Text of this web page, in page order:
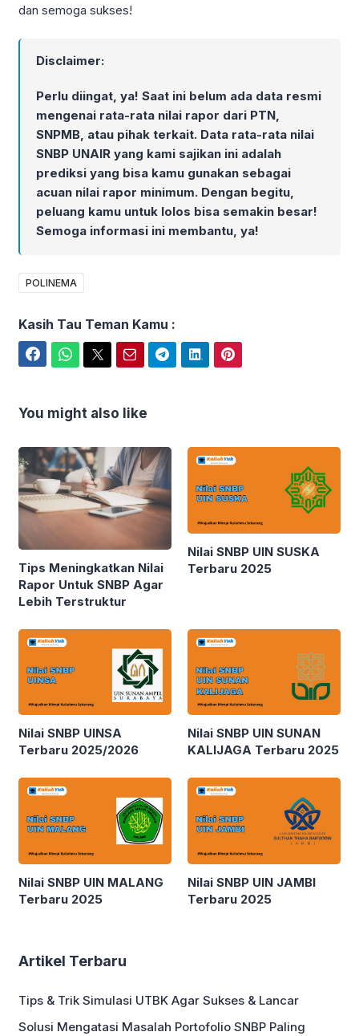
dan semoga sukses!
Disclaimer:
Perlu diingat, ya! Saat ini belum ada data resmi
mengenai rata-rata nilai rapor dari PTN,
SNPMB, atau pihak terkait. Data rata-rata nilai
SNBP UNAIR yang kami sajikan ini adalah
prediksi yang bisa kamu gunakan sebagai
acuan nilai rapor minimum. Dengan begitu,
peluang kamu untuk lolos bisa semakin besar!
Semoga informasi ini membantu, ya!
POLINEMA
Kasih Tau Teman Kamu :
You might also like
Tips Meningkatkan Nilai
Rapor Untuk SNBP Agar
Lebih Terstruktur
Nilai SNBP UIN SUSKA
Terbaru 2025
Nilai SNBP UINSA
Terbaru 2025/2026
Nilai SNBP UIN SUNAN
KALIJAGA Terbaru 2025
Nilai SNBP UIN MALANG
Terbaru 2025
Nilai SNBP UIN JAMBI
Terbaru 2025
Artikel Terbaru
Tips & Trik Simulasi UTBK Agar Sukses & Lancar
Solusi Mengatasi Masalah Portofolio SNBP Paling